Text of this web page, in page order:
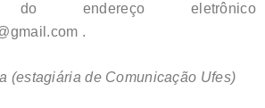
endereço eletrônico
.
(estagiária de Comunicação Ufes)